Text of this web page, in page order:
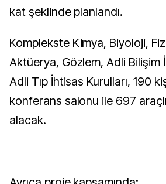
kat şeklinde planlandı.
Komplekste Kimya, Biyoloji,
Aktüerya, Gözlem, Adli Bilişim
Adli Tıp İhtisas Kurulları, 190
konferans salonu ile 697
alacak.